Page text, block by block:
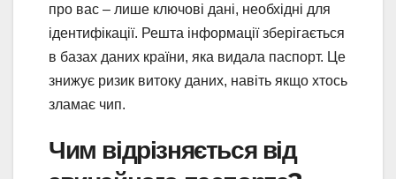
про вас – лише ключові дані, необхідні для
ідентифікації. Решта інформації зберігається
в базах даних країни, яка видала паспорт. Це
знижує ризик витоку даних, навіть якщо хтось
зламає чип.
Чим відрізняється від